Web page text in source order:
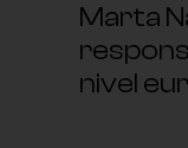
Marta
nivel